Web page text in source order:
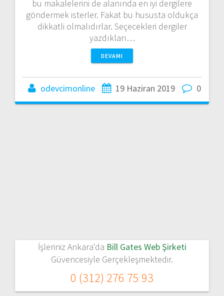
bu makalelerini de alanında en iyi dergilere
göndermek isterler. Fakat bu hususta oldukça
dikkatli olmalıdırlar. Seçecekleri dergiler
yazdıkları…
DEVAMI
odevcimonline 19 Haziran 2019 0
İşleriniz Ankara'da Bill Gates Web Şirketi
Güvencesiyle Gerçekleşmektedir.
0 (312) 276 75 93